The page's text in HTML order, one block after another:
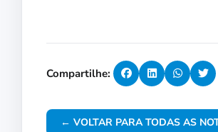
Compartilhe:
← VOLTAR PARA TODAS AS